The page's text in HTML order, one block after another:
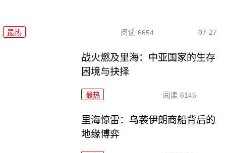
最热 阅读 6654 07-27
战火燃及里海：中亚国家的生存
困境与抉择
最热 阅读 6145
里海惊雷：乌袭伊朗商船背后的
地缘博弈